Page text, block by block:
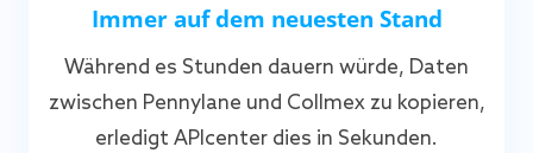
Immer auf dem neuesten Stand
Während es Stunden dauern würde, Daten
zwischen Pennylane und Collmex zu kopieren,
erledigt APIcenter dies in Sekunden.